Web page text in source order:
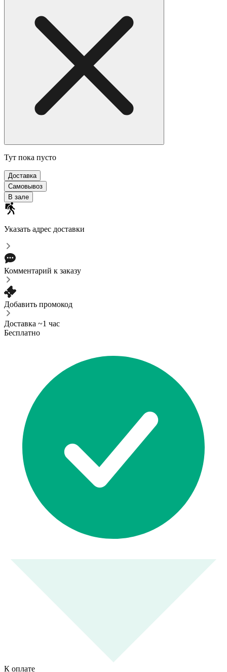
Тут пока пусто
Доставка
Самовывоз
В зале
Указать адрес доставки
Комментарий к заказу
Добавить промокод
Доставка ~1 час
Бесплатно
К оплате